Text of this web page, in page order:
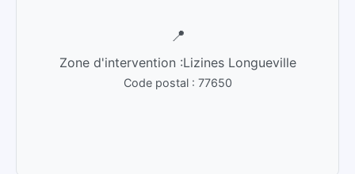
📍
Zone d'intervention :Lizines Longueville
Code postal : 77650